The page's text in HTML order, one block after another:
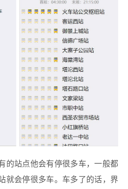
的站点他会有停很多车，一般都
就会停很多车。车多了的话，界